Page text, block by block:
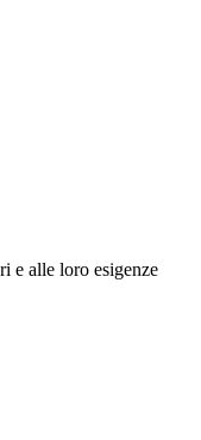
e alle loro esigenze